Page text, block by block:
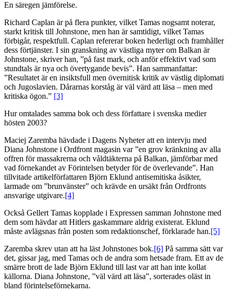
En säregen jämförelse.
Richard Caplan är på flera punkter, vilket Tamas nogsamt noterar,
starkt kritisk till Johnstone, men han är samtidigt, vilket Tamas
förbigår, respektfull. Caplan refererar boken hederligt och framhåller
dess förtjänster. I sin granskning av västliga myter om Balkan är
Johnstone, skriver han, ”på fast mark, och anför effektivt vad som
stundtals är nya och övertygande bevis”. Han sammanfattar:
”Resultatet är en insiktsfull men övernitisk kritik av västlig diplomati
och Jugoslavien. Dårarnas korståg är väl värd att läsa – men med
kritiska ögon.” [3]
Hur omtalades samma bok och dess författare i svenska medier
hösten 2003?
Maciej Zaremba hävdade i Dagens Nyheter att en intervju med
Diana Johnstone i Ordfront magasin var ”en grov kränkning av alla
offren för massakrerna och våldtäkterna på Balkan, jämförbar med
vad förnekandet av Förintelsen betyder för de överlevande”. Han
tillvitade artikelförfattaren Björn Eklund antisemitiska åsikter,
larmade om ”brunvänster” och krävde en ursäkt från Ordfronts
ansvarige utgivare.[4]
Också Gellert Tamas kopplade i Expressen samman Johnstone med
dem som hävdar att Hitlers gaskammare aldrig existerat. Eklund
måste avlägsnas från posten som redaktionschef, förklarade han.[5]
Zaremba skrev utan att ha läst Johnstones bok.[6] På samma sätt var
det, gissar jag, med Tamas och de andra som hetsade fram. Ett av de
smärre brott de lade Björn Eklund till last var att han inte kollat
källorna. Diana Johnstone, ”väl värd att läsa”, sorterades oläst in
bland förintelseförnekarna.